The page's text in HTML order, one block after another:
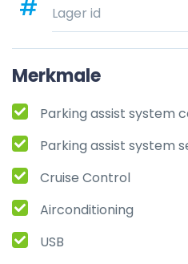
Lager id
Merkmale
Parking assist system
Parking assist system
Cruise Control
Airconditioning
USB